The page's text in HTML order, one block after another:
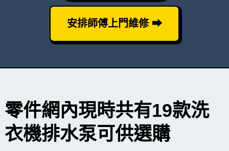
安排師傅上門維修 ⮕
零件網內現時共有19款洗
衣機排水泵可供選購